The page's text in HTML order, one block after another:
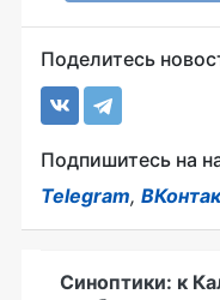
Поделитесь
Подпишитесь на
Telegram,
Синоптики: к